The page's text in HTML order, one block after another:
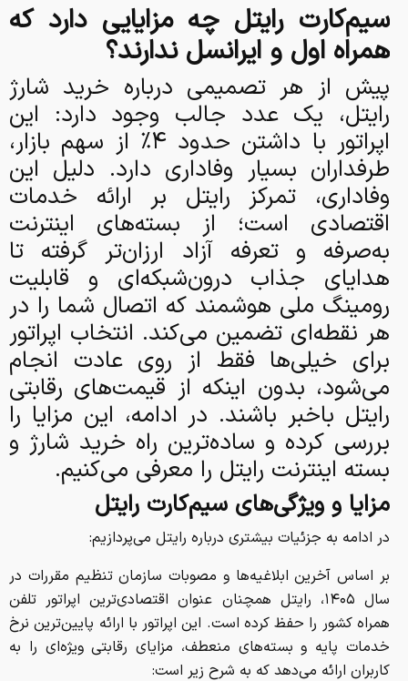
سیم‌کارت رایتل چه مزایایی دارد که
همراه اول و ایرانسل ندارند؟
پیش از هر تصمیمی درباره خرید شارژ
رایتل، یک عدد جالب وجود دارد: این
اپراتور با داشتن حدود ۴٪ از سهم بازار،
طرفداران بسیار وفاداری دارد. دلیل این
وفاداری، تمرکز رایتل بر ارائه خدمات
اقتصادی است؛ از بسته‌های اینترنت
به‌صرفه و تعرفه آزاد ارزان‌تر گرفته تا
هدایای جذاب درون‌شبکه‌ای و قابلیت
رومینگ ملی هوشمند که اتصال شما را در
هر نقطه‌ای تضمین می‌کند. انتخاب اپراتور
برای خیلی‌ها فقط از روی عادت انجام
می‌شود، بدون اینکه از قیمت‌های رقابتی
رایتل باخبر باشند. در ادامه، این مزایا را
بررسی کرده و ساده‌ترین راه خرید شارژ و
بسته اینترنت رایتل را معرفی می‌کنیم.
مزایا و ویژگی‌های سیم‌کارت رایتل
در ادامه به جزئیات بیشتری درباره رایتل می‌پردازیم:
بر اساس آخرین ابلاغیه‌ها و مصوبات سازمان تنظیم مقررات در
سال ۱۴۰۵، رایتل همچنان عنوان اقتصادی‌ترین اپراتور تلفن
همراه کشور را حفظ کرده است. این اپراتور با ارائه پایین‌ترین نرخ
خدمات پایه و بسته‌های منعطف، مزایای رقابتی ویژه‌ای را به
کاربران ارائه می‌دهد که به شرح زیر است: